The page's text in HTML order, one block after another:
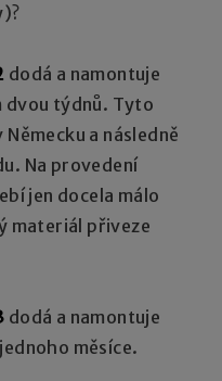
dodá a namontuje
dvou týdnů. Tyto
a následně
Na provedení
jen docela málo
materiál přiveze
dodá a namontuje
měsíce.